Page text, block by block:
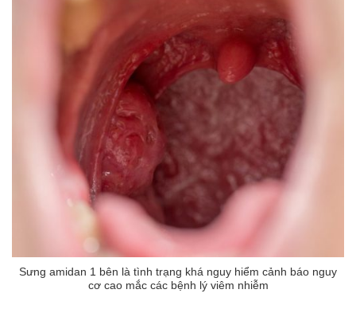
Sưng amidan 1 bên là tình trạng khá nguy hiểm cảnh báo nguy
cơ cao mắc các bệnh lý viêm nhiễm